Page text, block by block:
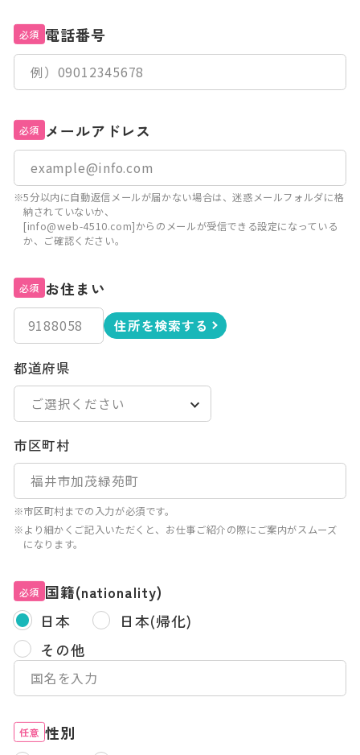
必須 電話番号
必須 メールアドレス
※5分以内に自動返信メールが届かない場合は、迷惑メールフォルダに格
納されていないか、
[info@web-4510.com]からのメールが受信できる設定になっている
か、ご確認ください。
必須 お住まい
住所を検索する
都道府県
市区町村
※市区町村までの入力が必須です。
※より細かくご記入いただくと、お仕事ご紹介の際にご案内がスムーズ
になります。
必須 国籍(nationality)
日本
日本(帰化)
その他
任意 性別